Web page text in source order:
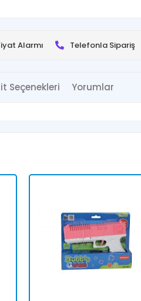
Alarmı Telefonla Sipariş
Seçenekleri Yorumlar